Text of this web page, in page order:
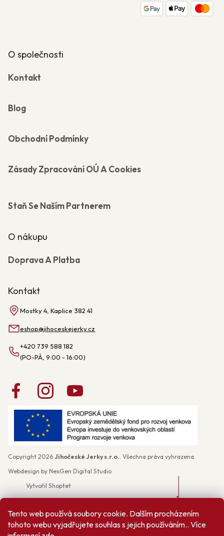
Tento web používá soubory cookie. Dalším procházením
tohoto webu vyjadřujete souhlas s jejich používáním.. Více
O společnosti
Kontakt
Blog
Obchodní Podmínky
Zásady Zpracování OÚ A Cookies
Staň Se Naším Partnerem
O nákupu
Doprava A Platba
Kontakt
Mostky 4, Kaplice 382 41
eshop@jihoceskejerky.cz
+420 739 588 182
Webdesign by NexGen Digital Studio
Vytvořil Shoptet
Copyright 2026 Jihočeské Jerky s.r.o. . Všechna práva vyhrazena.